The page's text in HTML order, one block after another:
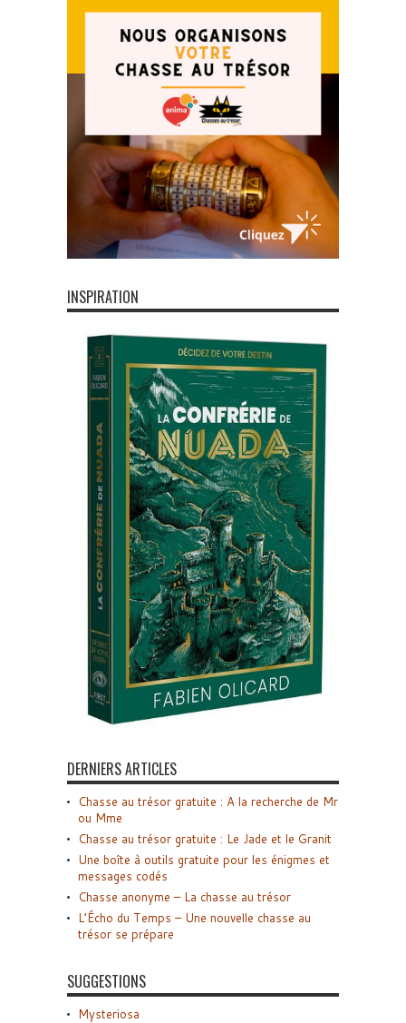
INSPIRATION
DERNIERS ARTICLES
Chasse au trésor gratuite : A la recherche de Mr
ou Mme
Chasse au trésor gratuite : Le Jade et le Granit
Une boîte à outils gratuite pour les énigmes et
messages codés
Chasse anonyme – La chasse au trésor
L’Écho du Temps – Une nouvelle chasse au
trésor se prépare
SUGGESTIONS
Mysteriosa